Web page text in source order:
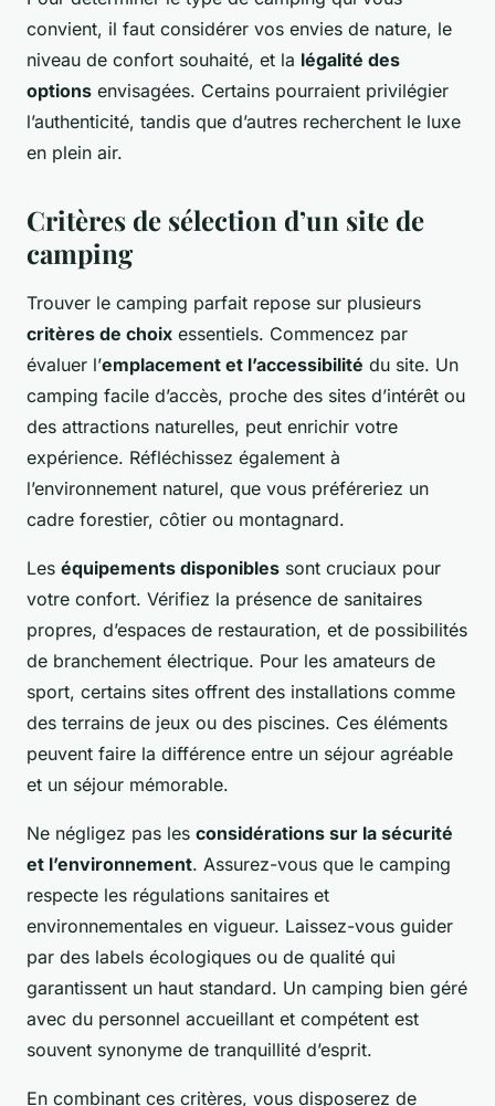
convient, il faut considérer vos envies de nature, le
niveau de confort souhaité, et la légalité des
options envisagées. Certains pourraient privilégier
l’authenticité, tandis que d’autres recherchent le luxe
en plein air.
Critères de sélection d’un site de
camping
Trouver le camping parfait repose sur plusieurs
critères de choix essentiels. Commencez par
évaluer l’emplacement et l’accessibilité du site. Un
camping facile d’accès, proche des sites d’intérêt ou
des attractions naturelles, peut enrichir votre
expérience. Réfléchissez également à
l’environnement naturel, que vous préféreriez un
cadre forestier, côtier ou montagnard.
Les équipements disponibles sont cruciaux pour
votre confort. Vérifiez la présence de sanitaires
propres, d’espaces de restauration, et de possibilités
de branchement électrique. Pour les amateurs de
sport, certains sites offrent des installations comme
des terrains de jeux ou des piscines. Ces éléments
peuvent faire la différence entre un séjour agréable
et un séjour mémorable.
Ne négligez pas les considérations sur la sécurité
et l’environnement. Assurez-vous que le camping
respecte les régulations sanitaires et
environnementales en vigueur. Laissez-vous guider
par des labels écologiques ou de qualité qui
garantissent un haut standard. Un camping bien géré
avec du personnel accueillant et compétent est
souvent synonyme de tranquillité d’esprit.
En combinant ces critères, vous disposerez de